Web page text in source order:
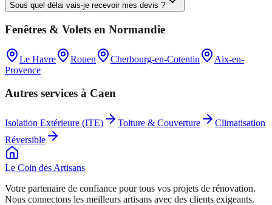
Sous quel délai vais-je recevoir mes devis ?
Fenêtres & Volets en Normandie
Le Havre Rouen Cherbourg-en-Cotentin
Aix-en-
Provence
Autres services à Caen
Isolation Extérieure (ITE) Toiture & Couverture
Climatisation
Réversible
Le Coin des Artisans
Votre partenaire de confiance pour tous vos projets de rénovation.
Nous connectons les meilleurs artisans avec des clients exigeants.